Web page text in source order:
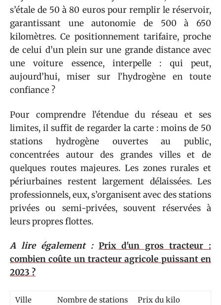
s’étale de 50 à 80 euros pour remplir le réservoir,
garantissant une autonomie de 500 à 650
kilomètres. Ce positionnement tarifaire, proche
de celui d’un plein sur une grande distance avec
une voiture essence, interpelle : qui peut,
aujourd’hui, miser sur l’hydrogène en toute
confiance ?
Pour comprendre l’étendue du réseau et ses
limites, il suffit de regarder la carte : moins de 50
stations hydrogène ouvertes au public,
concentrées autour des grandes villes et de
quelques routes majeures. Les zones rurales et
périurbaines restent largement délaissées. Les
professionnels, eux, s’organisent avec des stations
privées ou semi-privées, souvent réservées à
leurs propres flottes.
A lire également : Prix d'un gros tracteur :
combien coûte un tracteur agricole puissant en
2023 ?
Ville
Nombre de stations
Prix du kilo